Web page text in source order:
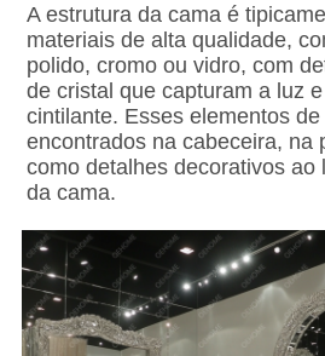
A estrutura da cama é
materiais de alta qualidade,
polido, cromo ou vidro, com
de cristal que capturam a luz
cintilante. Esses elementos
encontrados na cabeceira, na
como detalhes decorativos ao
da cama.